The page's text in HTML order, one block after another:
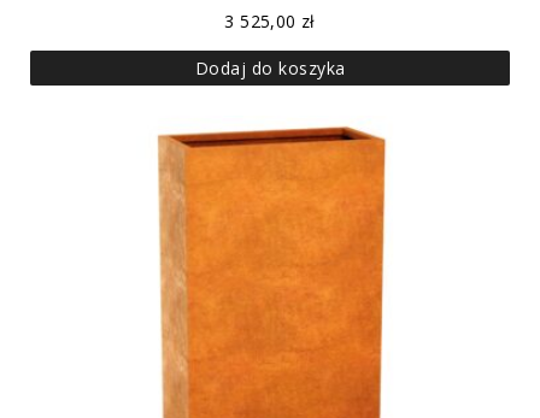
3 525,00 zł
Dodaj do koszyka